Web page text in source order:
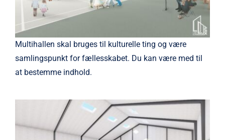
Multihallen skal bruges til kulturelle ting og være
samlingspunkt for fællesskabet. Du kan være med til
at bestemme indhold.